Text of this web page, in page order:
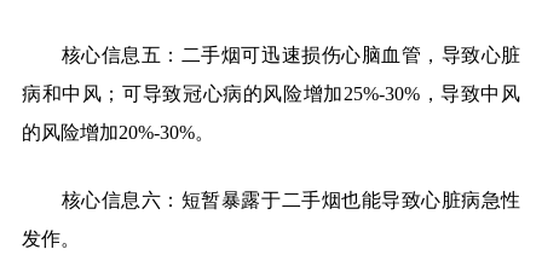
核心信息五：二手烟可迅速损伤心脑血管，导致心脏
病和中风；可导致冠心病的风险增加25%-30%，导致中风
的风险增加20%-30%。
核心信息六：短暂暴露于二手烟也能导致心脏病急性
发作。